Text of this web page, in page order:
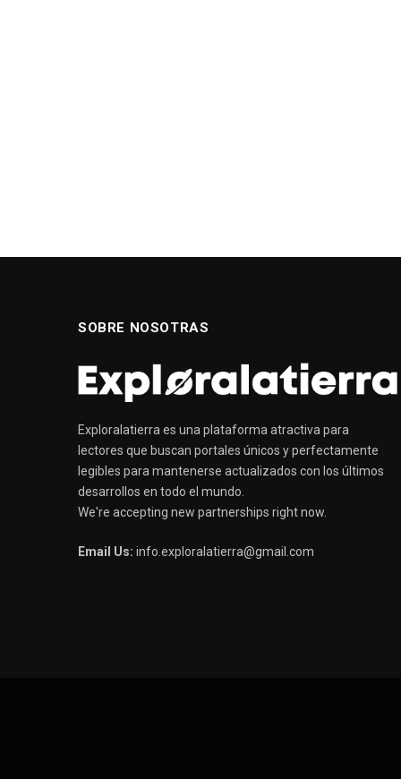
SOBRE NOSOTRAS
Exploralatierra es una plataforma atractiva para
lectores que buscan portales únicos y perfectamente
legibles para mantenerse actualizados con los últimos
desarrollos en todo el mundo.
We're accepting new partnerships right now.
Email Us: info.exploralatierra@gmail.com